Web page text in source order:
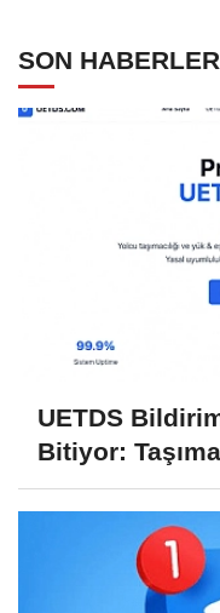
SON HABERLER
UETDS
Bitiyor: